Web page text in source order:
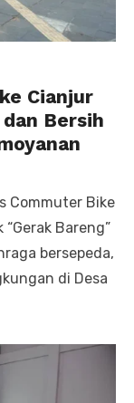
Cianjur
Bersih
Commuter Bike
Bareng”
bersepeda,
di Desa